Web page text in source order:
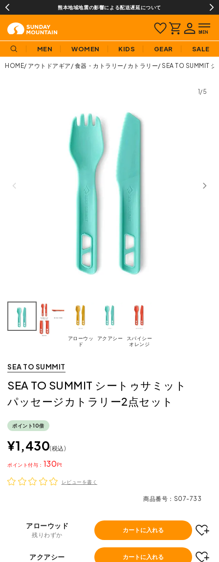
熊本地域地震の影響による配送遅延について
MEN WOMEN KIDS GEAR SALE
HOME アウトドアギア 食器・カトラリー カトラリー SEA TO SUMMIT
1/5
アローウッ
ド
アクアシー
スパイシー
オレンジ
SEA TO SUMMIT
SEA TO SUMMIT シートゥサミット
パッセージカトラリー2点セット
ポイント10倍
¥1,430 税込
130
ポイント
レビューを書く
商品番号 S07-733
アローウッド
残りわずか
カートに入れる
アクアシー カートに入れる